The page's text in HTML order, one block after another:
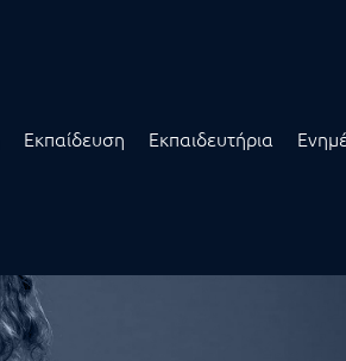
Εκπαίδευση Εκπαιδευτήρια